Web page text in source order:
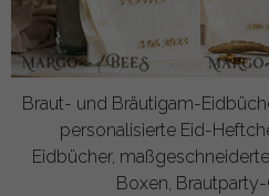
Braut- und Bräutigam-
personalisierte Eid-
Eidbücher,
Boxen,